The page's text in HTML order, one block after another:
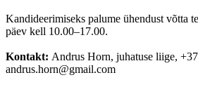
Kandideerimiseks palume ühendust võtta
päev kell 10.00–17.00.
Kontakt: Andrus Horn, juhatuse liige,
andrus.horn@gmail.com